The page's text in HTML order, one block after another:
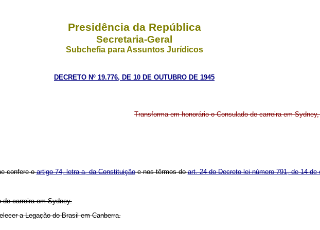
Presidência da República
Secretaria-Geral
Subchefia para Assuntos Jurídicos
DECRETO Nº 19.776, DE 10 DE OUTUBRO DE 1945
Transforma em honorário o Consulado de carreira em
confere oartigo 74, letra a, da Constituiçãoe nos têrmos doart. 24 do Decreto-lei número 791, de 14 de
de carreira em Sydney.
a Legação do Brasil em Canberra.